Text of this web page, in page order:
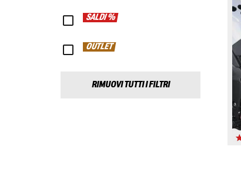
SALDI %
OUTLET
RIMUOVI TUTTI I FILTRI